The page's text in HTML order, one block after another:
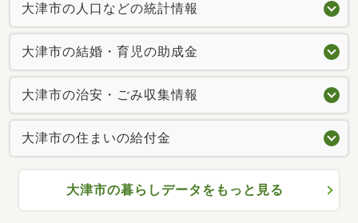
大津市の人口などの統計情報
大津市の結婚・育児の助成金
大津市の治安・ごみ収集情報
大津市の住まいの給付金
大津市の暮らしデータをもっと見る